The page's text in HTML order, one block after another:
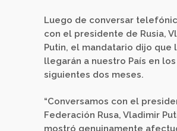
Luego de conversar
con el presidente de Rusia,
Putin, el mandatario dijo que
llegarán a nuestro País en los
siguientes dos meses.
“Conversamos con el
Federación Rusa, Vladimir